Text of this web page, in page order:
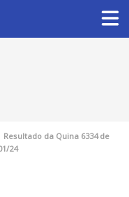
Resultado da Quina 6334 de
24